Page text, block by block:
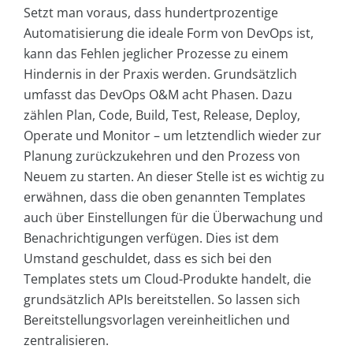
Setzt man voraus, dass hundertprozentige
Automatisierung die ideale Form von DevOps ist,
kann das Fehlen jeglicher Prozesse zu einem
Hindernis in der Praxis werden. Grundsätzlich
umfasst das DevOps O&M acht Phasen. Dazu
zählen Plan, Code, Build, Test, Release, Deploy,
Operate und Monitor – um letztendlich wieder zur
Planung zurückzukehren und den Prozess von
Neuem zu starten. An dieser Stelle ist es wichtig zu
erwähnen, dass die oben genannten Templates
auch über Einstellungen für die Überwachung und
Benachrichtigungen verfügen. Dies ist dem
Umstand geschuldet, dass es sich bei den
Templates stets um Cloud-Produkte handelt, die
grundsätzlich APIs bereitstellen. So lassen sich
Bereitstellungsvorlagen vereinheitlichen und
zentralisieren.